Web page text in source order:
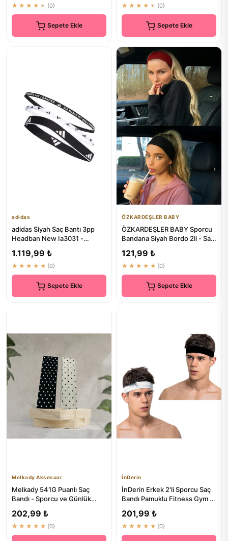
★★★★★ (0)
Sepete Ekle
★★★★★ (0)
Sepete Ekle
adidas
adidas Siyah Saç Bantı 3pp
Headban New Ia3031 -
1.119,99 ₺
★★★★★ (0)
Sepete Ekle
ÖZKARDEŞLER BABY
ÖZKARDEŞLER BABY Sporcu
Bandana Siyah Bordo 2li - Saç
121,99 ₺
★★★★★ (0)
Sepete Ekle
Melkady Aksesuar
Melkady 541G Puanlı Saç
Bandı - Sporcu ve Günlük
202,99 ₺
★★★★★ (0)
İnDerin
İnDerin Erkek 2'li Sporcu Saç
Bandı Pamuklu Fitness Gym |
201,99 ₺
★★★★★ (0)